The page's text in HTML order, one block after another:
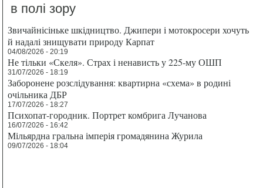
в полі зору
Звичайнісіньке шкідництво. Джипери і мотокросери хочуть
й надалі знищувати природу Карпат
04/08/2026 - 20:19
Не тільки «Скеля». Страх і ненависть у 225-му ОШП
31/07/2026 - 18:19
Заборонене розслідування: квартирна «схема» в родині
очільника ДБР
17/07/2026 - 18:27
Психопат-городник. Портрет комбрига Лучанова
16/07/2026 - 16:42
Мільярдна гральна імперія громадянина Журила
09/07/2026 - 18:04